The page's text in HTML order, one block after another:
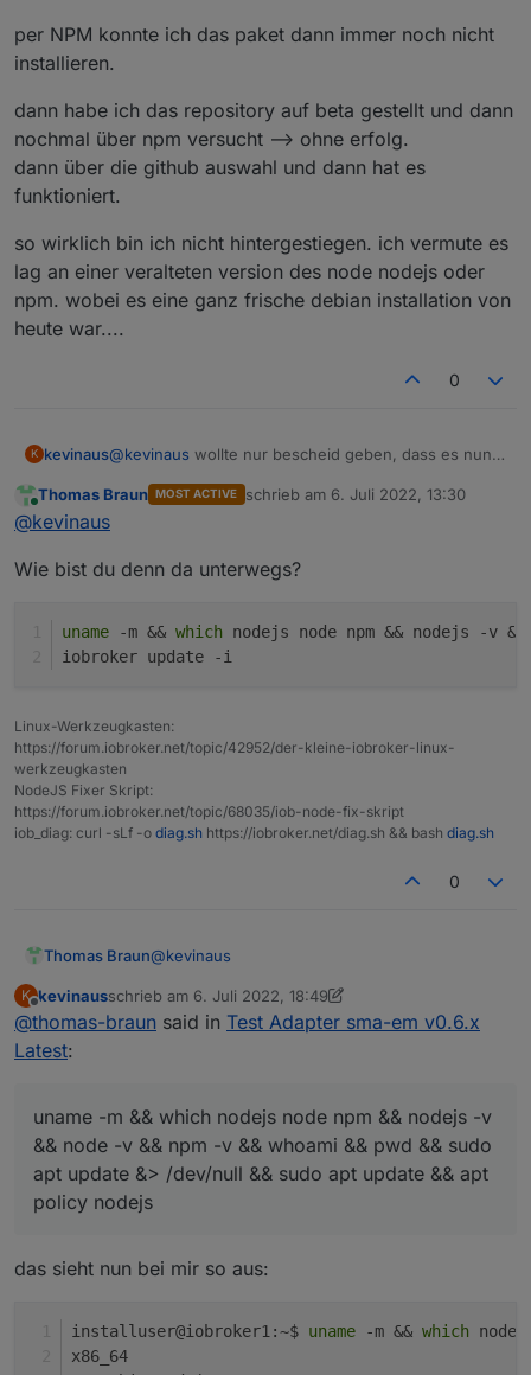
per NPM konnte ich das paket dann immer noch nicht
installieren.
dann habe ich das repository auf beta gestellt und dann
nochmal über npm versucht --> ohne erfolg.
dann über die github auswahl und dann hat es
funktioniert.
so wirklich bin ich nicht hintergestiegen. ich vermute es
lag an einer veralteten version des node nodejs oder
npm. wobei es eine ganz frische debian installation von
heute war....
0
K kevinaus@kevinaus wollte nur bescheid geben, dass es nun
den genauen Grund kann ich nicht sagen. ich habe
nach dieser Anleitung noch einmal alles geupdated:
nodejs-installation-und-upgrades-unter-debian
iobroker fix gemacht.
dann habe ich das repository auf beta gestellt und
dann nochmal über npm versucht --> ohne erfolg.
oder npm. wobei es eine ganz frische debian
installation von heute war....
Online
Thomas Braun MOST ACTIVE schrieb am 6. Juli 2022, 13:30
zuletzt editiert von
@kevinaus
Wie bist du denn da unterwegs?
uname -m && which nodejs node npm && nodejs -v
iobroker update -i
Linux-Werkzeugkasten:
https://forum.iobroker.net/topic/42952/der-kleine-iobroker-linux-
werkzeugkasten
NodeJS Fixer Skript:
https://forum.iobroker.net/topic/68035/iob-node-fix-skript
iob_diag: curl -sLf -o diag.sh https://iobroker.net/diag.sh && bash diag.sh
0
Thomas Braun@kevinaus
Wie bist du denn da unterwegs?
K
Offline
kevinausschrieb am 6. Juli 2022, 18:49
zuletzt editiert von kevinaus7. Juni 2022, 20:50
@thomas-braun said in Test Adapter sma-em v0.6.x
Latest:
uname -m && which nodejs node npm && nodejs -v
&& node -v && npm -v && whoami && pwd && sudo
apt update &> /dev/null && sudo apt update && apt
policy nodejs
das sieht nun bei mir so aus:
installuser@iobroker1:~$ uname -m && which
x86_64